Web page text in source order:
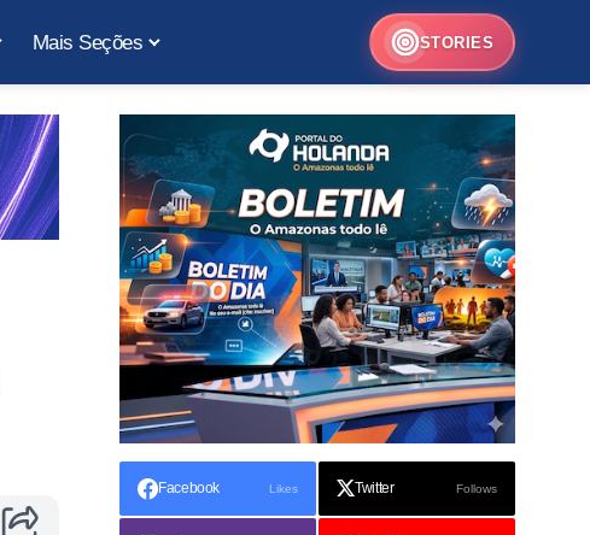
Mais Seções STORIES
Facebook Likes Twitter Follows